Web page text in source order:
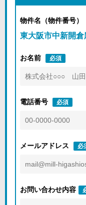
物件名（物件番号）
東大阪市中新開倉
お名前 必須
電話番号 必須
メールアドレス 必
お問い合わせ内容